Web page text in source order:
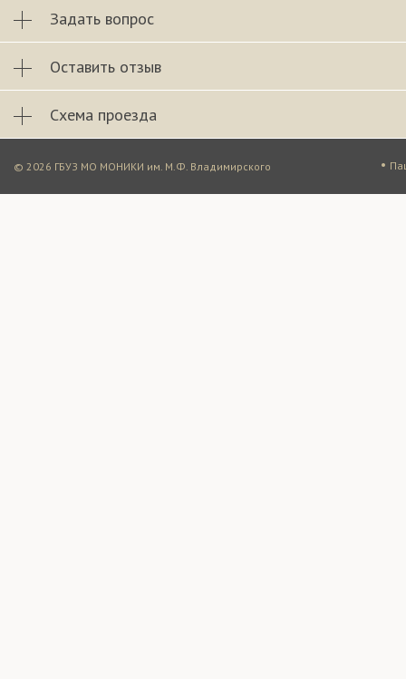
Задать вопрос
Оставить отзыв
Схема проезда
© 2026 ГБУЗ МО МОНИКИ им. М.Ф. Владимирского •